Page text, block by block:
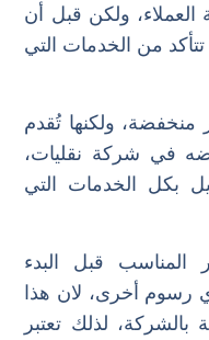
العملاء، ولكن قبل أن
تتأكد من الخدمات التي
ولكنها تُقدم
في شركة نقليات،
بكل الخدمات التي
قبل البدء
رسوم أخرى، لان هذا
بالشركة، لذلك تعتبر